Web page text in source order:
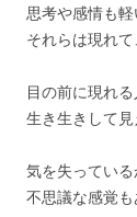
思考や感情も軽
それらは現れて
目の前に現れ
生き生きして見
気を失ってい
不思議な感覚も